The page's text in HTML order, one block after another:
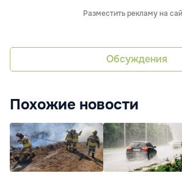
Разместить рекламу на
Обсуждения
Похожие новости